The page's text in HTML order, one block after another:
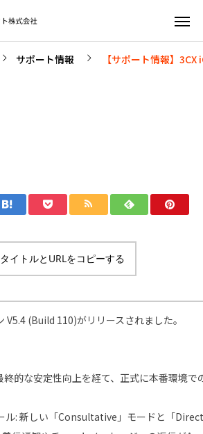
サポート情報 【サポート情報】
イトルとURLをコピーする
V5.4 (Build 110)がリリースされました。
終的な安定性向上を経て、正式に本番環境
ル: 新しい「Consultative」モードと「